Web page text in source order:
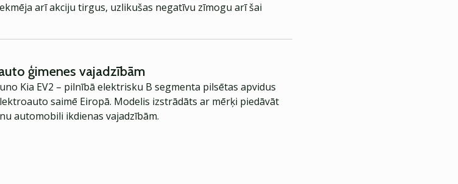
arī akciju tirgus, uzlikušas negatīvu zīmogu arī šai
ģimenes vajadzībām
Kia EV2 – pilnībā elektrisku B segmenta pilsētas apvidus
saimē Eiropā. Modelis izstrādāts ar mērķi piedāvāt
automobili ikdienas vajadzībām.